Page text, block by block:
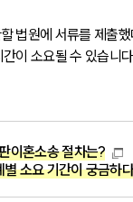
법원에 서류를 제출
이 소요될 수 있습니다.
이혼소송 절차는?
소요 기간이 궁금하